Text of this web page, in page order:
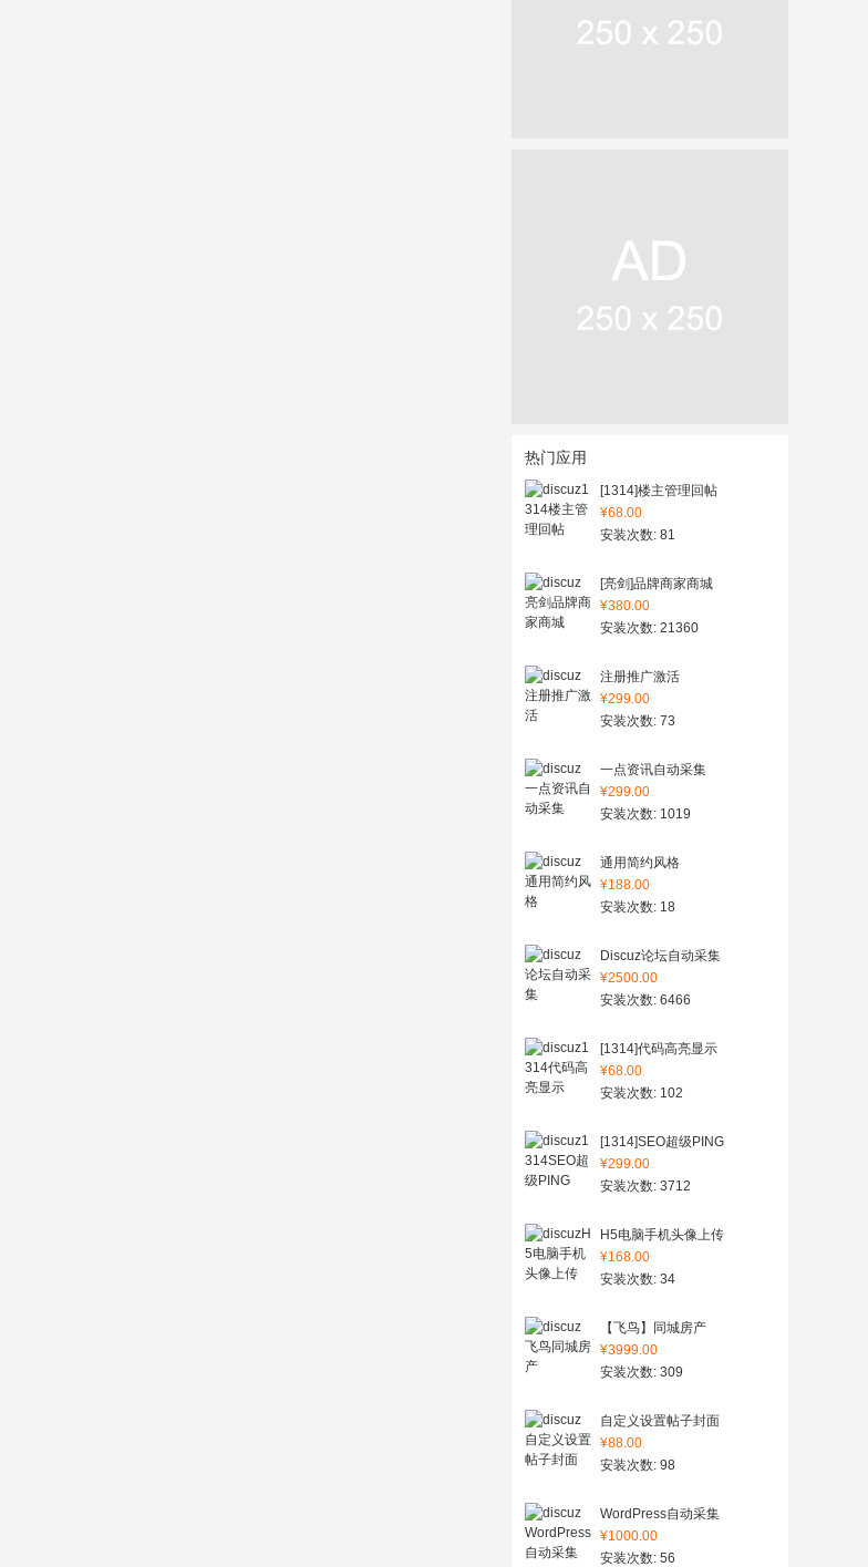
热门应用
[1314]楼主管理回帖
¥68.00
安装次数: 81
[亮剑]品牌商家商城
¥380.00
安装次数: 21360
注册推广激活
¥299.00
安装次数: 73
一点资讯自动采集
¥299.00
安装次数: 1019
通用简约风格
¥188.00
安装次数: 18
Discuz论坛自动采集
¥2500.00
安装次数: 6466
[1314]代码高亮显示
¥68.00
安装次数: 102
[1314]SEO超级PING
¥299.00
安装次数: 3712
H5电脑手机头像上传
¥168.00
安装次数: 34
【飞鸟】同城房产
¥3999.00
安装次数: 309
自定义设置帖子封面
¥88.00
安装次数: 98
WordPress自动采集
¥1000.00
安装次数: 56